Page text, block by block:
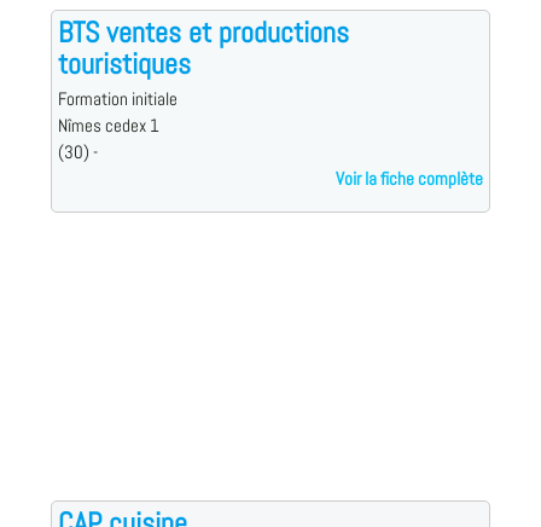
BTS ventes et productions
touristiques
Formation initiale
Nîmes cedex 1
(30) -
Voir la fiche complète